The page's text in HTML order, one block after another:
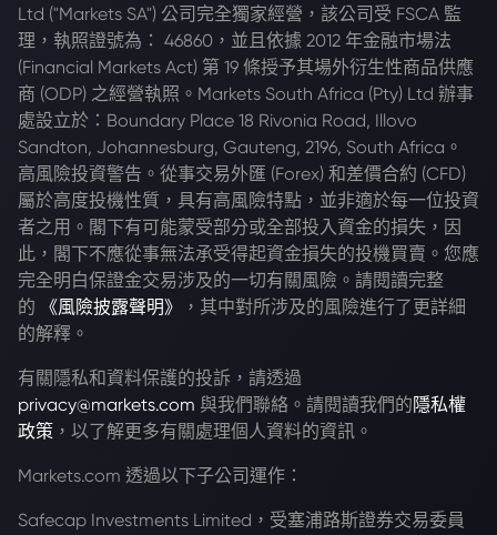
Ltd ("Markets SA") 公司完全獨家經營，該公司受 FSCA 監
理，執照證號為： 46860，並且依據 2012 年金融市場法
(Financial Markets Act) 第 19 條授予其場外衍生性商品供應
商 (ODP) 之經營執照。Markets South Africa (Pty) Ltd 辦事
處設立於：Boundary Place 18 Rivonia Road, Illovo
Sandton, Johannesburg, Gauteng, 2196, South Africa。
高風險投資警告。從事交易外匯 (Forex) 和差價合約 (CFD)
屬於高度投機性質，具有高風險特點，並非適於每一位投資
者之用。閣下有可能蒙受部分或全部投入資金的損失，因
此，閣下不應從事無法承受得起資金損失的投機買賣。您應
完全明白保證金交易涉及的一切有關風險。請閱讀完整
的
《風險披露聲明》
，其中對所涉及的風險進行了更詳細
的解釋。
有關隱私和資料保護的投訴，請透過
privacy@markets.com 與我們聯絡。請閱讀我們的 隱私權
政策 ，以了解更多有關處理個人資料的資訊。
Markets.com 透過以下子公司運作：
Safecap Investments Limited，受塞浦路斯證券交易委員